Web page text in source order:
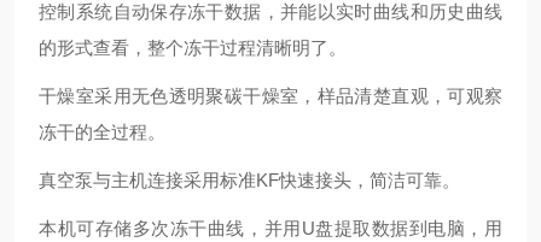
控制系统自动保存冻干数据，并能以实时曲线和历史曲线
的形式查看，整个冻干过程清晰明了。
干燥室采用无色透明聚碳干燥室，样品清楚直观，可观察
冻干的全过程。
真空泵与主机连接采用标准KF快速接头，简洁可靠。
本机可存储多次冻干曲线，并用U盘提取数据到电脑，用